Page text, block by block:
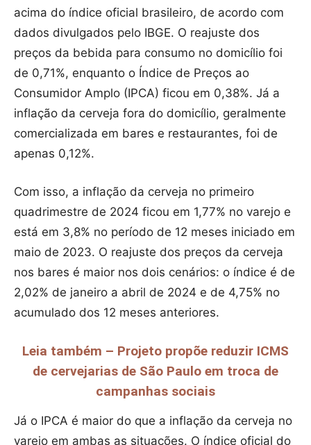
acima do índice oficial brasileiro, de acordo com
dados divulgados pelo IBGE. O reajuste dos
preços da bebida para consumo no domicílio foi
de 0,71%, enquanto o Índice de Preços ao
Consumidor Amplo (IPCA) ficou em 0,38%. Já a
inflação da cerveja fora do domicílio, geralmente
comercializada em bares e restaurantes, foi de
apenas 0,12%.
Com isso, a inflação da cerveja no primeiro
quadrimestre de 2024 ficou em 1,77% no varejo e
está em 3,8% no período de 12 meses iniciado em
maio de 2023. O reajuste dos preços da cerveja
nos bares é maior nos dois cenários: o índice é de
2,02% de janeiro a abril de 2024 e de 4,75% no
acumulado dos 12 meses anteriores.
Leia também – Projeto propõe reduzir ICMS
de cervejarias de São Paulo em troca de
campanhas sociais
Já o IPCA é maior do que a inflação da cerveja no
varejo em ambas as situações. O índice oficial do